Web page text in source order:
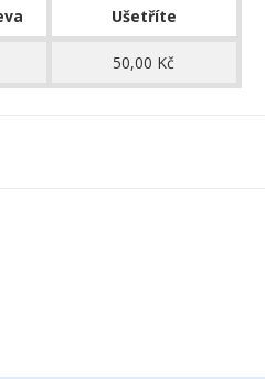
Ušetříte
50,00 Kč